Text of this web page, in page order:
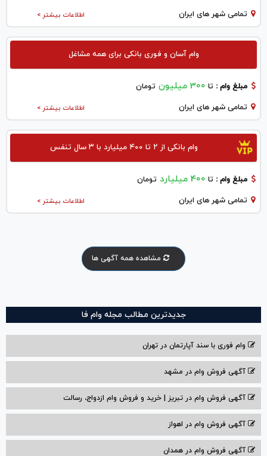
اطلاعات بیشتر > تمامی شهر های ایران
وام آسان و فوری بانکی برای همه مشاغل
مبلغ وام : تا 300 میلیون تومان
اطلاعات بیشتر > تمامی شهر های ایران
وام بانکی از ۲ تا ۴۰۰ میلیارد با ۳ سال تنفس
مبلغ وام : تا 400 میلیارد تومان
اطلاعات بیشتر > تمامی شهر های ایران
مشاهده همه آگهی ها
جدیدترین مطالب مجله وام فا
وام فوری با سند آپارتمان در تهران
آگهی فروش وام در مشهد
آگهی فروش وام در تبریز | خرید و فروش وام ازدواج، رسالت
آگهی فروش وام در اهواز
آگهی فروش وام در همدان